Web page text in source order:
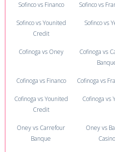
Sofinco vs Financo Sofinco vs
Sofinco vs Younited
Credit
Sofinco vs
Cofinoga vs Oney
Cofinoga vs
Cofinoga vs Financo Cofinoga vs
Cofinoga vs Younited
Credit
Cofinoga vs
Oney vs Carrefour
Banque
Oney vs
Casino